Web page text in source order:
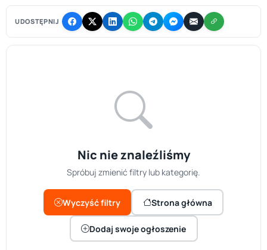
UDOSTĘPNIJ
Nic nie znaleźliśmy
Spróbuj zmienić filtry lub kategorię.
Wyczyść filtry Strona główna
Dodaj swoje ogłoszenie